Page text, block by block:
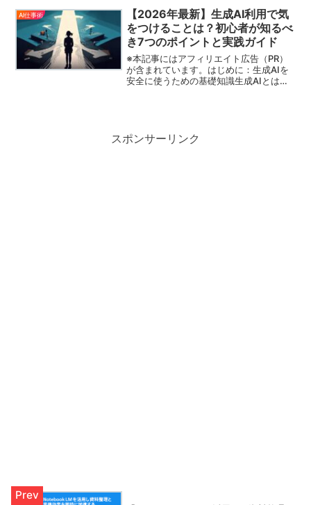
いて、わかりやすく説明します。ビジネ
スの現場でAIを導入す...
AI仕事術
【2026年最新】生成AI利用で気
をつけることは？初心者が知るべ
き7つのポイントと実践ガイド
※本記事にはアフィリエイト広告（PR）
が含まれています。はじめに：生成AIを
安全に使うための基礎知識生成AIとは、
スポンサーリンク